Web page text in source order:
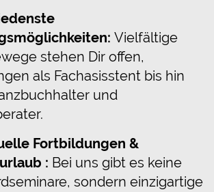
Vielfältige
stehen Dir offen,
als Fachasisstent bis hin
und
Fortbildungen &
: Bei uns gibt es keine
sondern einzigartige